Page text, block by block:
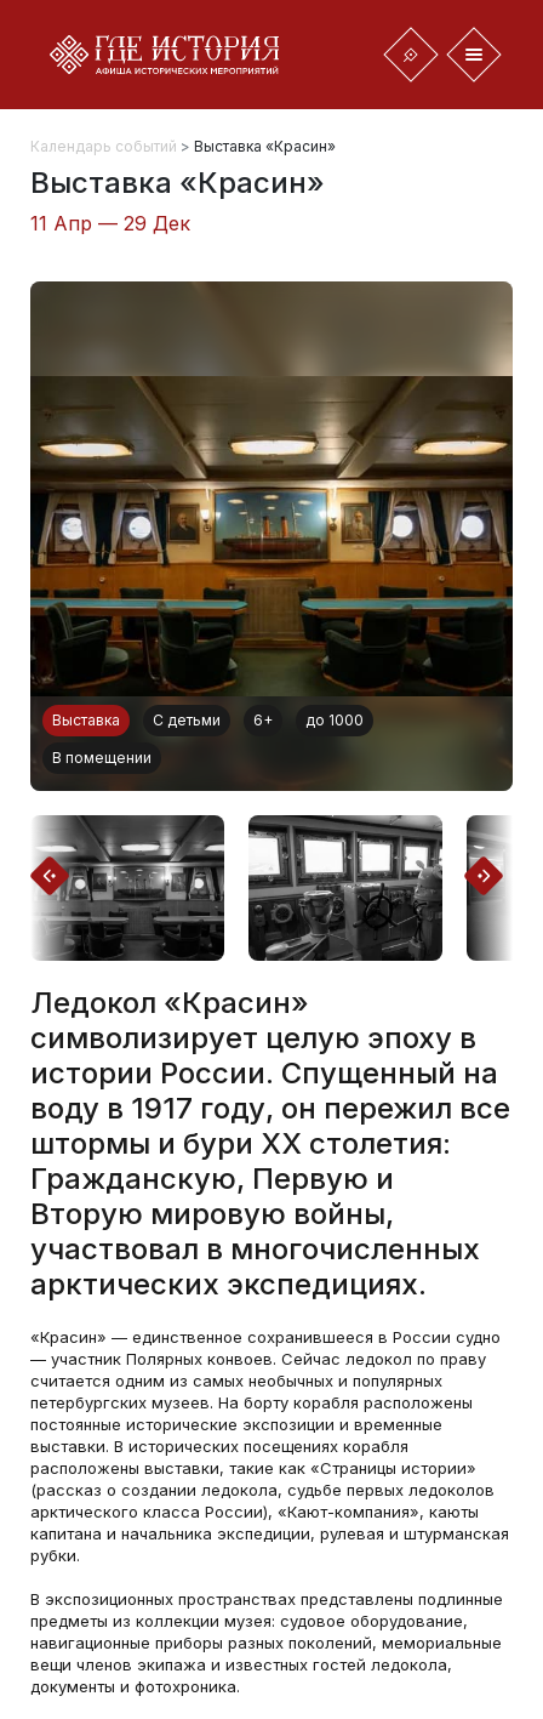
Календарь событий > Выставка «Красин»
Выставка «Красин»
11 Апр — 29 Дек
Выставка С детьми 6+ до 1000
В помещении
Ледокол «Красин»
символизирует целую эпоху в
истории России. Спущенный на
воду в 1917 году, он пережил все
штормы и бури XX столетия:
Гражданскую, Первую и
Вторую мировую войны,
участвовал в многочисленных
арктических экспедициях.
«Красин» — единственное сохранившееся в России судно
— участник Полярных конвоев. Сейчас ледокол по праву
считается одним из самых необычных и популярных
петербургских музеев. На борту корабля расположены
постоянные исторические экспозиции и временные
выставки. В исторических посещениях корабля
расположены выставки, такие как «Страницы истории»
(рассказ о создании ледокола, судьбе первых ледоколов
арктического класса России), «Кают-компания», каюты
капитана и начальника экспедиции, рулевая и штурманская
рубки.
В экспозиционных пространствах представлены подлинные
предметы из коллекции музея: судовое оборудование,
навигационные приборы разных поколений, мемориальные
вещи членов экипажа и известных гостей ледокола,
документы и фотохроника.